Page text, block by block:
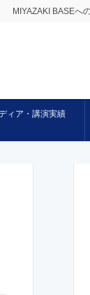
MIYAZAKI BASEへ
ィア・講演実績